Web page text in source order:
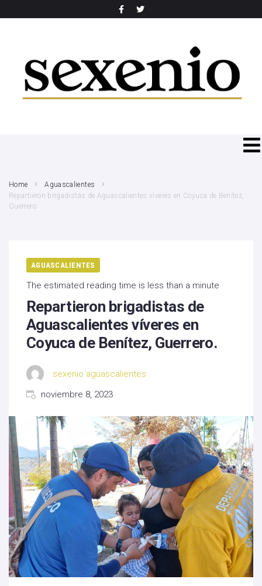
Home
Aguascalientes
Repartieron brigadistas de Aguascalientes víveres en Coyuca de Benítez,
Guerrero.
AGUASCALIENTES
The estimated reading time is less than a minute
Repartieron brigadistas de
Aguascalientes víveres en
Coyuca de Benítez, Guerrero.
sexenio aguascalientes
noviembre 8, 2023
SEARCH THIS WEBSITE